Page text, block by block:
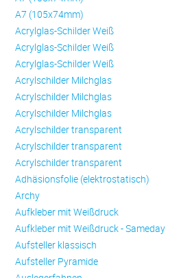
A7 (105x74mm)
Acrylglas-Schilder Weiß
Acrylglas-Schilder Weiß
Acrylglas-Schilder Weiß
Acrylschilder Milchglas
Acrylschilder Milchglas
Acrylschilder Milchglas
Acrylschilder transparent
Acrylschilder transparent
Acrylschilder transparent
Adhäsionsfolie (elektrostatisch)
Archy
Aufkleber mit Weißdruck
Aufkleber mit Weißdruck - Sameday
Aufsteller klassisch
Aufsteller Pyramide